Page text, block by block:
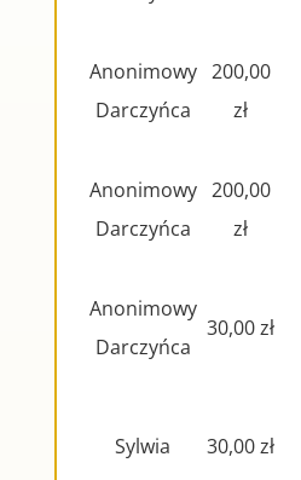
Anonimowy
Darczyńca
200,00
zł
Anonimowy
Darczyńca
200,00
zł
Anonimowy
Darczyńca
30,00 zł
Sylwia 30,00 zł